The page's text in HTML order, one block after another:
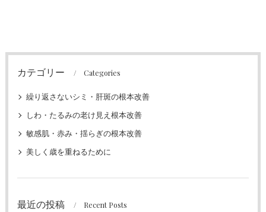
カテゴリー Categories
繰り返さないシミ・肝斑の根本改善
しわ・たるみの老け見え根本改善
敏感肌・赤み・揺らぎの根本改善
美しく歳を重ねるために
最近の投稿 Recent Posts